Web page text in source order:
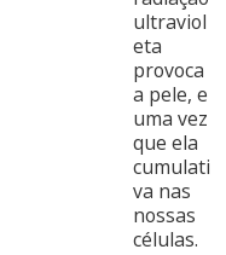
ultraviol
eta
provoca
a pele, e
uma vez
que ela
cumulati
va nas
nossas
células.